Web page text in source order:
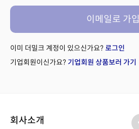
이메일로 가입
이미 더밀크 계정이 있으신가요? 로그인
기업회원이신가요? 기업회원 상품보러 가기
회사소개